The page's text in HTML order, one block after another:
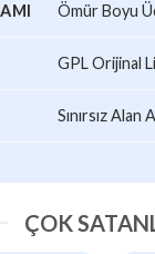
Ömür Boyu
GPL Orijinal
Sınırsız Alan
ÇOK